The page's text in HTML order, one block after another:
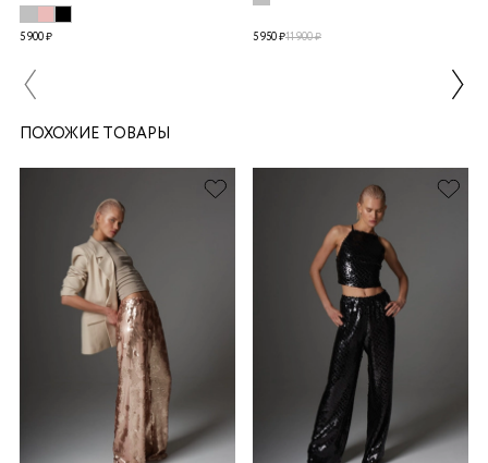
5 900 ₽ 5 950 ₽11 900 ₽
ПОХОЖИЕ ТОВАРЫ